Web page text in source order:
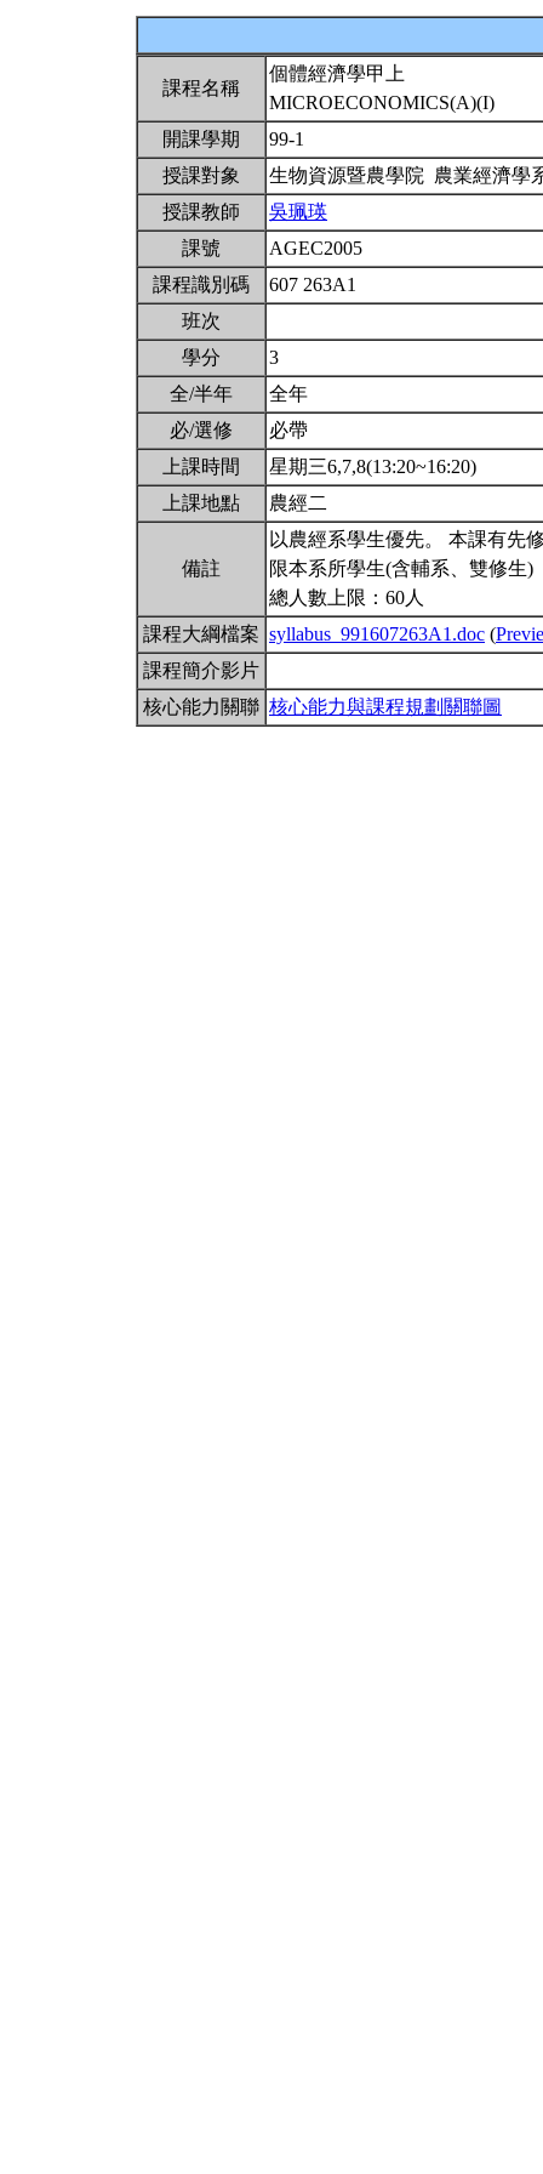
課程名稱
個體經濟學甲上
MICROECONOMICS(A)(I)
開課學期
99-1
授課對象
生物資源暨農學院 農業經濟
授課教師
吳珮瑛
課號
AGEC2005
課程識別碼
607 263A1
班次
學分
3
全/半年
全年
必/選修
必帶
上課時間
星期三6,7,8(13:20~16:20)
上課地點
農經二
備註
以農經系學生優先。 本課有先
限本系所學生(含輔系、雙修生)
總人數上限：60人
課程大綱檔案 syllabus_991607263A1.doc (
課程簡介影片
核心能力關聯 核心能力與課程規劃關聯圖